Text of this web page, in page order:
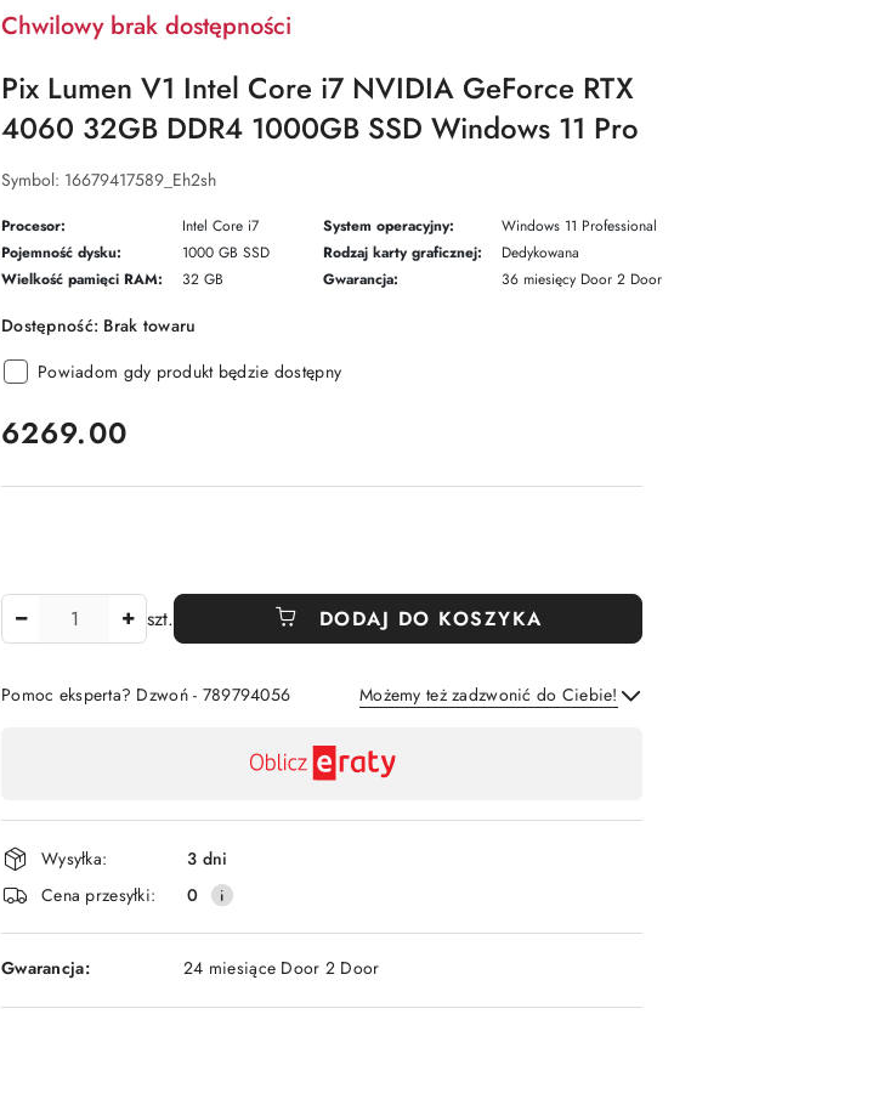
Chwilowy brak dostępności
Pix Lumen V1 Intel Core i7 NVIDIA GeForce RTX
4060 32GB DDR4 1000GB SSD Windows 11 Pro
Symbol: 16679417589_Eh2sh
Procesor: Intel Core i7 System operacyjny:
Windows 11 Professional
Pojemność dysku:
1000 GB SSD Rodzaj karty graficznej:
Dedykowana
Wielkość pamięci RAM:
32 GB Gwarancja: 36 miesięcy Door 2 Door
Dostępność: Brak towaru
Powiadom gdy produkt będzie dostępny
cena:
6269.00
szt. DODAJ DO KOSZYKA
Pomoc eksperta? Dzwoń - 789794056 Możemy też zadzwonić do Ciebie!
płatność
i
dostawa
Wysyłka:
3 dni
Cena przesyłki:
0
Gwarancja: 24 miesiące Door 2 Door